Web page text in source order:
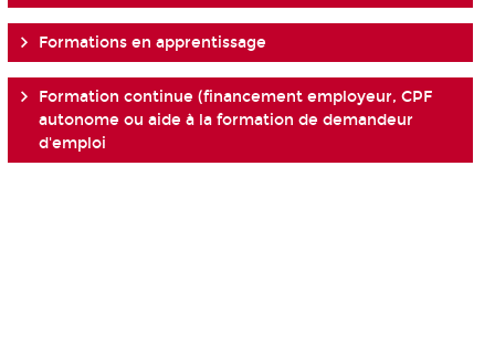
Formations en apprentissage
Formation continue (financement employeur, CPF
autonome ou aide à la formation de demandeur
d'emploi